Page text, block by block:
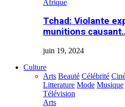
Afrique
Tchad: Violante
munitions
juin 19, 2024
Culture
Arts Beauté Célébrité
Litterature Mode Musique
Télévision
Arts